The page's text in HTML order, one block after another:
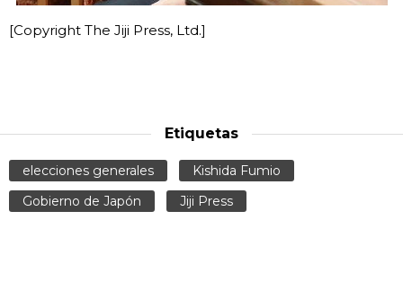
[Copyright The Jiji Press, Ltd.]
Etiquetas
elecciones generales
Kishida Fumio
Gobierno de Japón
Jiji Press